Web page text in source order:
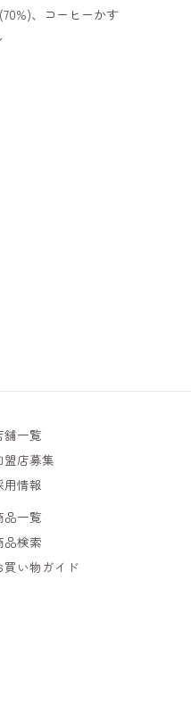
、コーヒーかす
舗一覧
盟店募集
用情報
品一覧
品検索
買い物ガイド